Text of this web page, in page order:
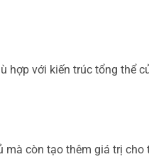
hợp với kiến trúc tổng thể
mà còn tạo thêm giá trị cho